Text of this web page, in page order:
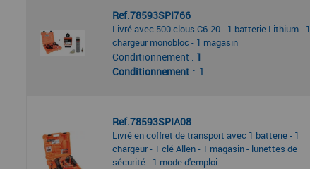
Ref.78593SPI766
Livré avec 500 clous C6-20 - 1 batterie Lithium - 1
chargeur monobloc - 1 magasin
Conditionnement : 1
Conditionnement
1
Ref.78593SPIA08
Livré en coffret de transport avec 1 batterie - 1
chargeur - 1 clé Allen - 1 magasin - lunettes de
sécurité - 1 mode d'emploi